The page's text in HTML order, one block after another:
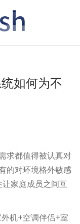
如何为不
求都值得被认真对
的对环境格外敏感
家庭成员之间互
机+空调伴侣+室